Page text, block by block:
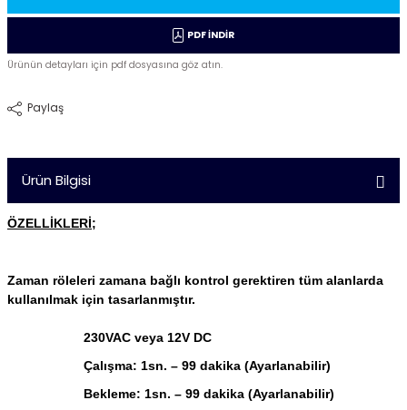
PDF İNDİR
Ürünün detayları için pdf dosyasına göz atın.
Paylaş
Ürün Bilgisi
ÖZELLİKLERİ;
Zaman röleleri zamana bağlı kontrol gerektiren tüm alanlarda
kullanılmak için tasarlanmıştır.
230VAC veya 12V DC
Çalışma: 1sn. – 99 dakika (Ayarlanabilir)
Bekleme: 1sn. – 99 dakika (Ayarlanabilir)